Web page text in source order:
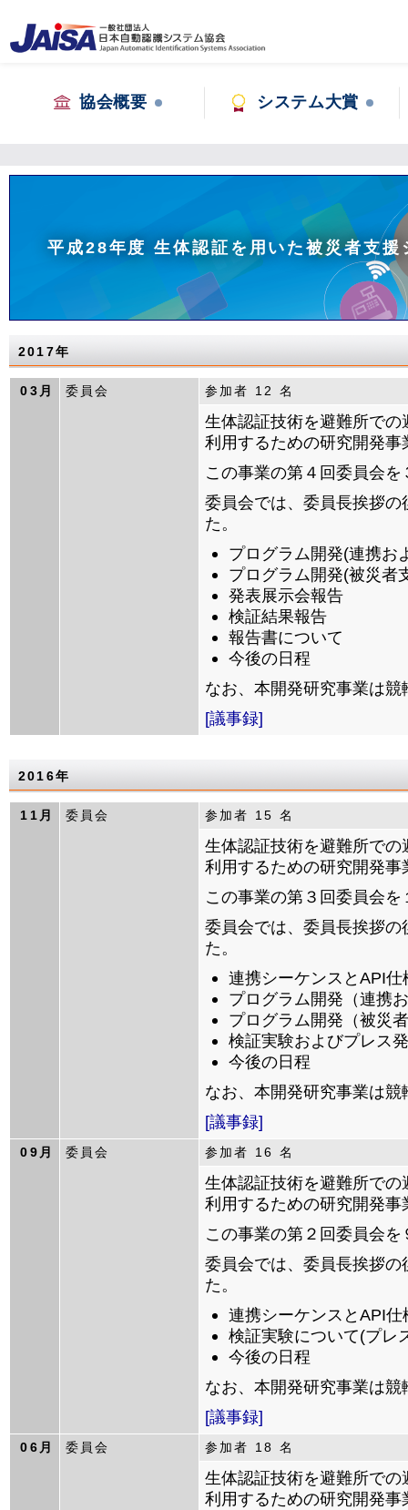
協会概要 システム大賞
平成28年度 生体認証を用いた被災者支
2017年
03月 委員会 参加者 12 名
生体認証技術を避難所で
利用するための研究開発
この事業の第４回委員会
委員会では、委員長挨拶
た。
プログラム開発(連携お
プログラム開発(被災者
発表展示会報告
検証結果報告
報告書について
今後の日程
なお、本開発研究事業は
[議事録]
2016年
11月 委員会 参加者 15 名
生体認証技術を避難所で
利用するための研究開発
この事業の第３回委員会
委員会では、委員長挨拶
た。
連携シーケンスとAPI
プログラム開発（連携
プログラム開発（被災
検証実験およびプレス
今後の日程
なお、本開発研究事業は
[議事録]
09月 委員会 参加者 16 名
生体認証技術を避難所で
利用するための研究開発
この事業の第２回委員会
委員会では、委員長挨拶
た。
連携シーケンスとAPI
検証実験について(プレ
今後の日程
なお、本開発研究事業は
[議事録]
06月 委員会 参加者 18 名
生体認証技術を避難所で
利用するための研究開発